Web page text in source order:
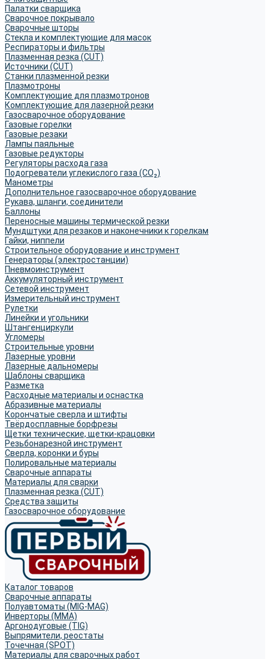
Палатки сварщика
Сварочное покрывало
Сварочные шторы
Стекла и комплектующие для масок
Респираторы и фильтры
Плазменная резка (CUT)
Источники (CUT)
Станки плазменной резки
Плазмотроны
Комплектующие для плазмотронов
Комплектующие для лазерной резки
Газосварочное оборудование
Газовые горелки
Газовые резаки
Лампы паяльные
Газовые редукторы
Регуляторы расхода газа
Подогреватели углекислого газа (CO₂)
Манометры
Дополнительное газосварочное оборудование
Рукава, шланги, соединители
Баллоны
Переносные машины термической резки
Мундштуки для резаков и наконечники к горелкам
Гайки, ниппели
Строительное оборудование и инструмент
Генераторы (электростанции)
Пневмоинструмент
Аккумуляторный инструмент
Сетевой инструмент
Измерительный инструмент
Рулетки
Линейки и угольники
Штангенциркули
Угломеры
Строительные уровни
Лазерные уровни
Лазерные дальномеры
Шаблоны сварщика
Разметка
Расходные материалы и оснастка
Абразивные материалы
Корончатые сверла и штифты
Твёрдосплавные борфрезы
Щетки технические, щетки-крацовки
Резьбонарезной инструмент
Сверла, коронки и буры
Полировальные материалы
Сварочные аппараты
Материалы для сварки
Плазменная резка (CUT)
Средства защиты
Газосварочное оборудование
Каталог товаров
Сварочные аппараты
Полуавтоматы (MIG-MAG)
Инверторы (MMA)
Аргонодуговые (TIG)
Выпрямители, реостаты
Точечная (SPOT)
Материалы для сварочных работ